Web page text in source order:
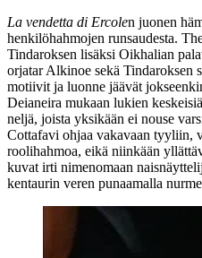
La vendetta di Ercolen juonen
henkilöhahmojen runsaudesta.
Tindaroksen lisäksi Oikhalian
orjatar Alkinoe sekä Tindaroksen
motiivit ja luonne jäävät
Deianeira mukaan lukien
neljä, joista yksikään ei nouse
Cottafavi ohjaa vakavaan tyyliin,
roolihahmoa, eikä niinkään
kuvat irti nimenomaan
kentaurin veren punaamalla